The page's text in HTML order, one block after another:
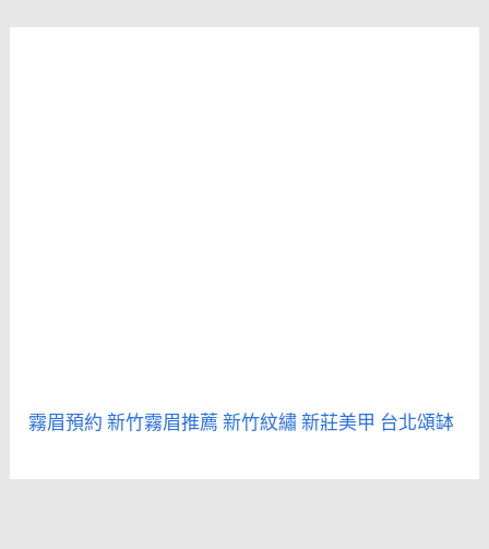
霧眉預約新竹霧眉推薦新竹紋繡新莊美甲 台北頌缽